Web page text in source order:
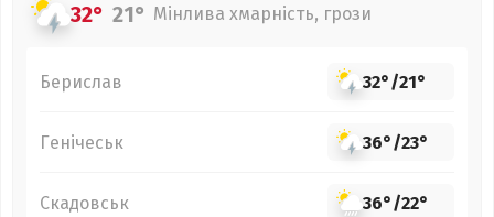
32° 21° Мінлива хмарність, грози
Берислав 32°/21°
Генічеськ 36°/23°
Скадовськ 36°/22°